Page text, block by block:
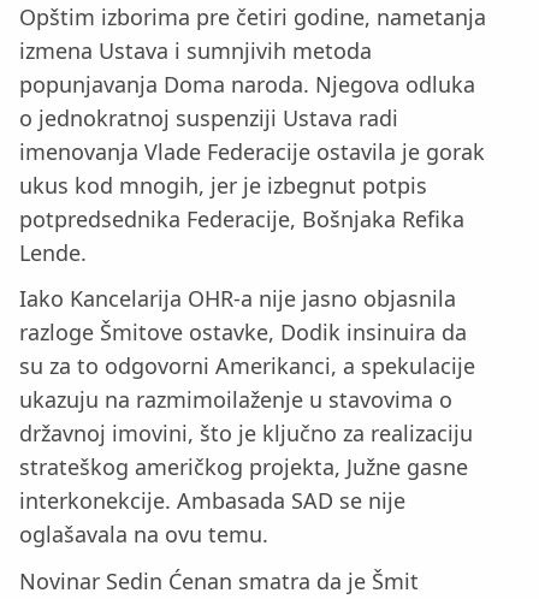
Opštim izborima pre četiri godine, nametanja
izmena Ustava i sumnjivih metoda
popunjavanja Doma naroda. Njegova odluka
o jednokratnoj suspenziji Ustava radi
imenovanja Vlade Federacije ostavila je gorak
ukus kod mnogih, jer je izbegnut potpis
potpredsednika Federacije, Bošnjaka Refika
Lende.
Iako Kancelarija OHR-a nije jasno objasnila
razloge Šmitove ostavke, Dodik insinuira da
su za to odgovorni Amerikanci, a spekulacije
ukazuju na razmimoilaženje u stavovima o
državnoj imovini, što je ključno za realizaciju
strateškog američkog projekta, Južne gasne
interkonekcije. Ambasada SAD se nije
oglašavala na ovu temu.
Novinar Sedin Ćenan smatra da je Šmit